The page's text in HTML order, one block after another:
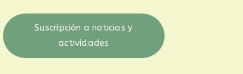
Suscripción a noticias y
actividades